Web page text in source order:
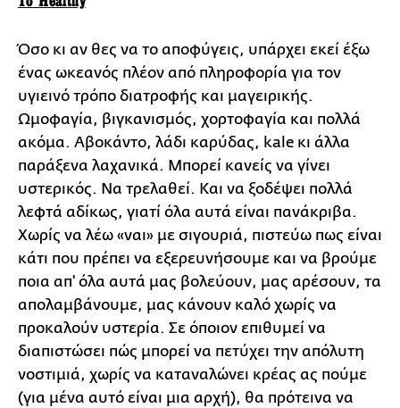
Όσο κι αν θες να το αποφύγεις, υπάρχει εκεί έξω
ένας ωκεανός πλέον από πληροφορία για τον
υγιεινό τρόπο διατροφής και μαγειρικής.
Ωμοφαγία, βιγκανισμός, χορτοφαγία και πολλά
ακόμα. Αβοκάντο, λάδι καρύδας, kale κι άλλα
παράξενα λαχανικά. Μπορεί κανείς να γίνει
υστερικός. Να τρελαθεί. Και να ξοδέψει πολλά
λεφτά αδίκως, γιατί όλα αυτά είναι πανάκριβα.
Χωρίς να λέω «ναι» με σιγουριά, πιστεύω πως είναι
κάτι που πρέπει να εξερευνήσουμε και να βρούμε
ποια απ' όλα αυτά μας βολεύουν, μας αρέσουν, τα
απολαμβάνουμε, μας κάνουν καλό χωρίς να
προκαλούν υστερία. Σε όποιον επιθυμεί να
διαπιστώσει πώς μπορεί να πετύχει την απόλυτη
νοστιμιά, χωρίς να καταναλώνει κρέας ας πούμε
(για μένα αυτό είναι μια αρχή), θα πρότεινα να